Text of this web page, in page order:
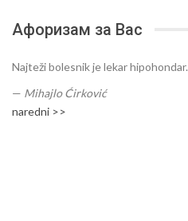
Афоризам за Вас
Najteži bolesnik je lekar hipohondar.
— Mihajlo Ćirković
naredni >>